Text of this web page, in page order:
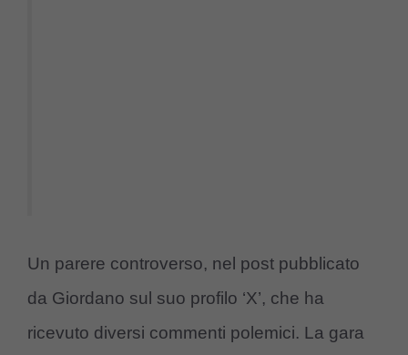
Un parere controverso, nel post pubblicato
da Giordano sul suo profilo ‘X’, che ha
ricevuto diversi commenti polemici. La gara